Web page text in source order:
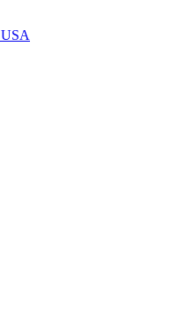
USA